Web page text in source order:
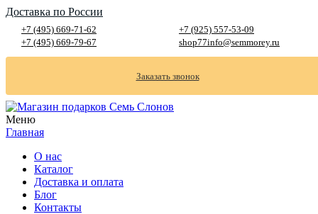
Доставка по России
+7 (495) 669-71-62
+7 (495) 669-79-67
+7 (925) 557-53-09
shop77info@semmorey.ru
Заказать звонок
Меню
Главная
О нас
Каталог
Доставка и оплата
Блог
Контакты